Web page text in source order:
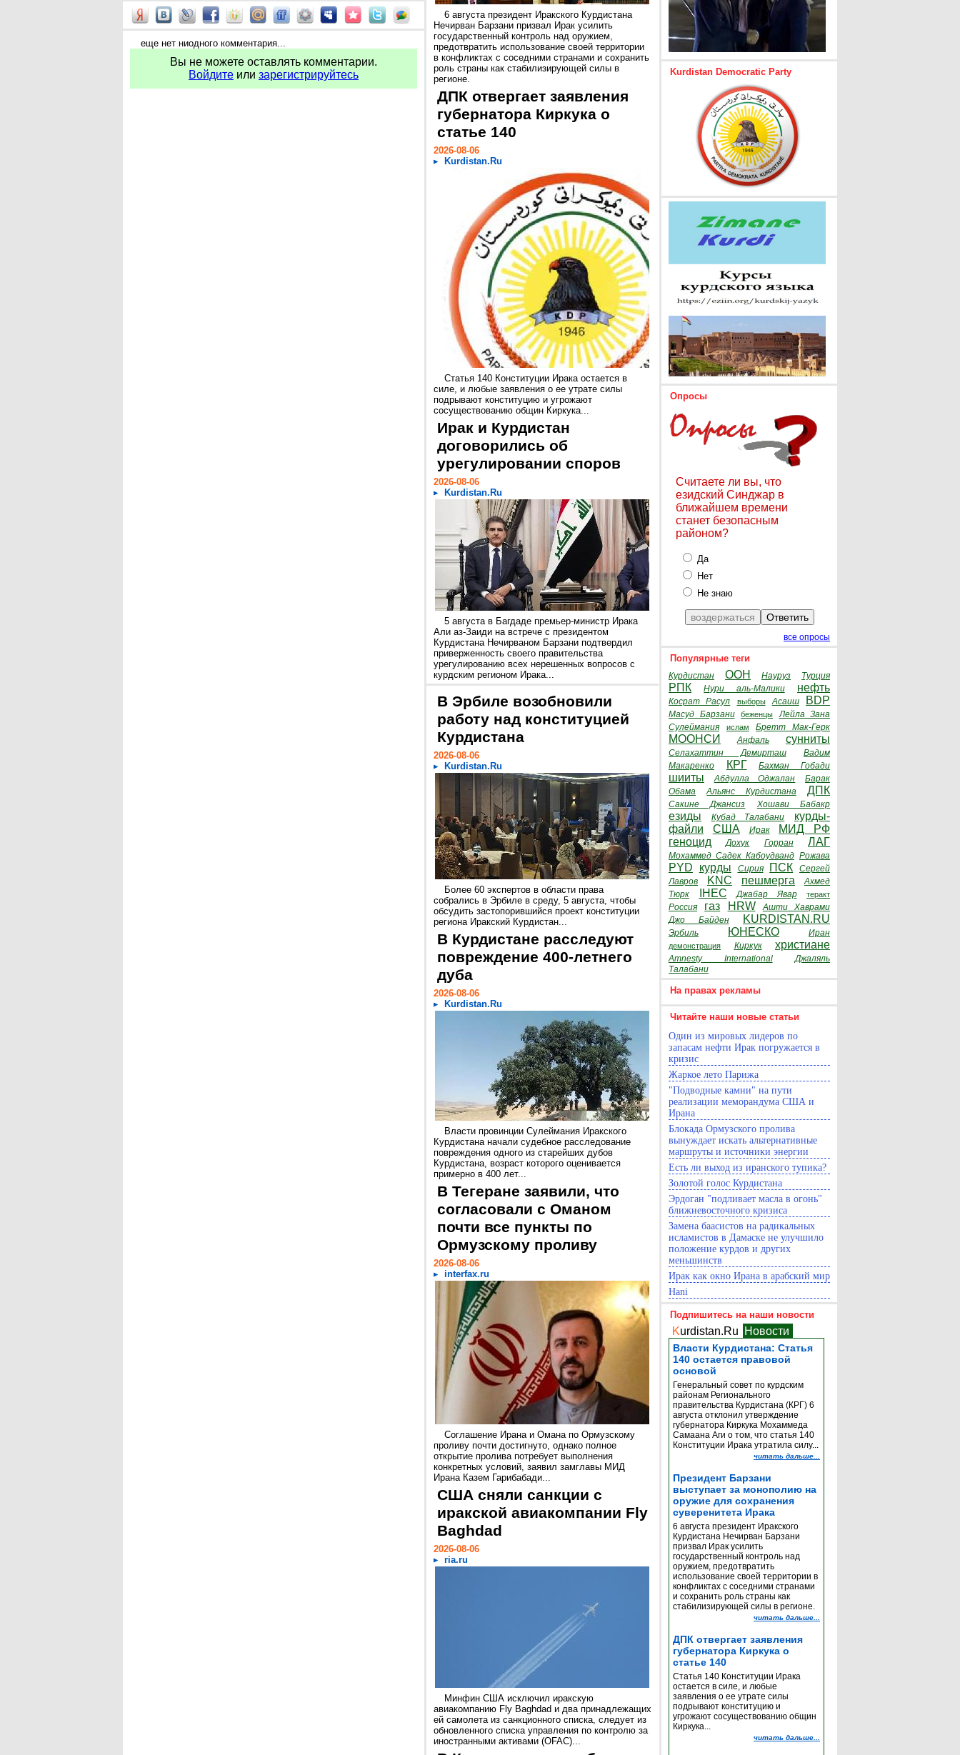
еще нет ниодного комментария...
Вы не можете оставлять комментарии.
Войдите или зарегистрируйтесь
6 августа президент Иракского Курдистана
Нечирван Барзани призвал Ирак усилить
государственный контроль над оружием,
предотвратить использование своей территории
в конфликтах с соседними странами и сохранить
роль страны как стабилизирующей силы в
регионе.
ДПК отвергает заявления
губернатора Киркука о
статье 140
2026-08-06
Kurdistan.Ru
Статья 140 Конституции Ирака остается в
силе, и любые заявления о ее утрате силы
подрывают конституцию и угрожают
сосуществованию общин Киркука...
Ирак и Курдистан
договорились об
урегулировании споров
2026-08-06
Kurdistan.Ru
5 августа в Багдаде премьер-министр Ирака
Али аз-Заиди на встрече с президентом
Курдистана Нечирваном Барзани подтвердил
приверженность своего правительства
урегулированию всех нерешенных вопросов с
курдским регионом Ирака...
В Эрбиле возобновили
работу над конституцией
Курдистана
2026-08-06
Kurdistan.Ru
Более 60 экспертов в области права
собрались в Эрбиле в среду, 5 августа, чтобы
обсудить застопорившийся проект конституции
региона Иракский Курдистан...
В Курдистане расследуют
повреждение 400-летнего
дуба
2026-08-06
Kurdistan.Ru
Власти провинции Сулеймания Иракского
Курдистана начали судебное расследование
повреждения одного из старейших дубов
Курдистана, возраст которого оценивается
примерно в 400 лет...
В Тегеране заявили, что
согласовали с Оманом
почти все пункты по
Ормузскому проливу
2026-08-06
interfax.ru
Соглашение Ирана и Омана по Ормузскому
проливу почти достигнуто, однако полное
открытие пролива потребует выполнения
конкретных условий, заявил замглавы МИД
Ирана Казем Гарибабади...
США сняли санкции с
иракской авиакомпании Fly
Baghdad
2026-08-06
ria.ru
Минфин США исключил иракскую
авиакомпанию Fly Baghdad и два принадлежащих
ей самолета из санкционного списка, следует из
обновленного списка управления по контролю за
иностранными активами (OFAC)...
Kurdistan Democratic Party
Опросы
Считаете ли вы, что
езидский Синджар в
ближайшем времени
станет безопасным
районом?
Да
Нет
Не знаю
все опросы
Популярные теги
Курдистан ООН Науруз Турция
РПК Нури аль-Малики нефть
Косрат Расул выборы Асаиш BDP
Масуд Барзани беженцы
Лейла Зана
Сулеймания
ислам Бретт Мак-Герк
МООНСИ Анфаль сунниты
Селахаттин Демирташ
Вадим
Макаренко
КРГ Бахман Гобади
шииты Абдулла Оджалан
Барак
Обама
Альянс Курдистана ДПК
Сакине Джансиз Хошави Бабакр
езиды Кубад Талабани
курды-
файли
США Ирак
МИД РФ
геноцид
Дохук Горран ЛАГ
Мохаммед Садек Кабоудванд Рожава
PYD курды Сирия ПСК
Сергей
Лавров
KNC пешмерга
Ахмед
Тюрк
IHEC Джабар Явар теракт
Россия газ HRW
Ашти Хаврами
Джо Байден
KURDISTAN.RU
Эрбиль ЮНЕСКО Иран
демонстрация Киркук христиане
Amnesty International
Джаляль
Талабани
На правах рекламы
Читайте наши новые статьи
Один из мировых лидеров по
запасам нефти Ирак погружается в
кризис
Жаркое лето Парижа
"Подводные камни" на пути
реализации меморандума США и
Ирана
Блокада Ормузского пролива
вынуждает искать альтернативные
маршруты и источники энергии
Есть ли выход из иранского тупика?
Золотой голос Курдистана
Эрдоган "подливает масла в огонь"
ближневосточного кризиса
Замена баасистов на радикальных
исламистов в Дамаске не улучшило
положение курдов и других
меньшинств
Ирак как окно Ирана в арабский мир
Hani
Подпишитесь на наши новости
Kurdistan.Ru Новости
Власти Курдистана: Статья
140 остается правовой
основой
Генеральный совет по курдским
районам Регионального
правительства Курдистана (КРГ) 6
августа отклонил утверждение
губернатора Киркука Мохаммеда
Самаана Аги о том, что статья 140
Конституции Ирака утратила силу...
читать дальше...
Президент Барзани
выступает за монополию на
оружие для сохранения
суверенитета Ирака
6 августа президент Иракского
Курдистана Нечирван Барзани
призвал Ирак усилить
государственный контроль над
оружием, предотвратить
использование своей территории в
конфликтах с соседними странами
и сохранить роль страны как
стабилизирующей силы в регионе.
читать дальше...
ДПК отвергает заявления
губернатора Киркука о
статье 140
Статья 140 Конституции Ирака
остается в силе, и любые
заявления о ее утрате силы
подрывают конституцию и
угрожают сосуществованию общин
Киркука...
читать дальше...